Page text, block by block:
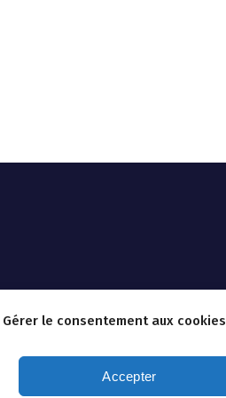
Gérer le consentement aux cookies
Accepter